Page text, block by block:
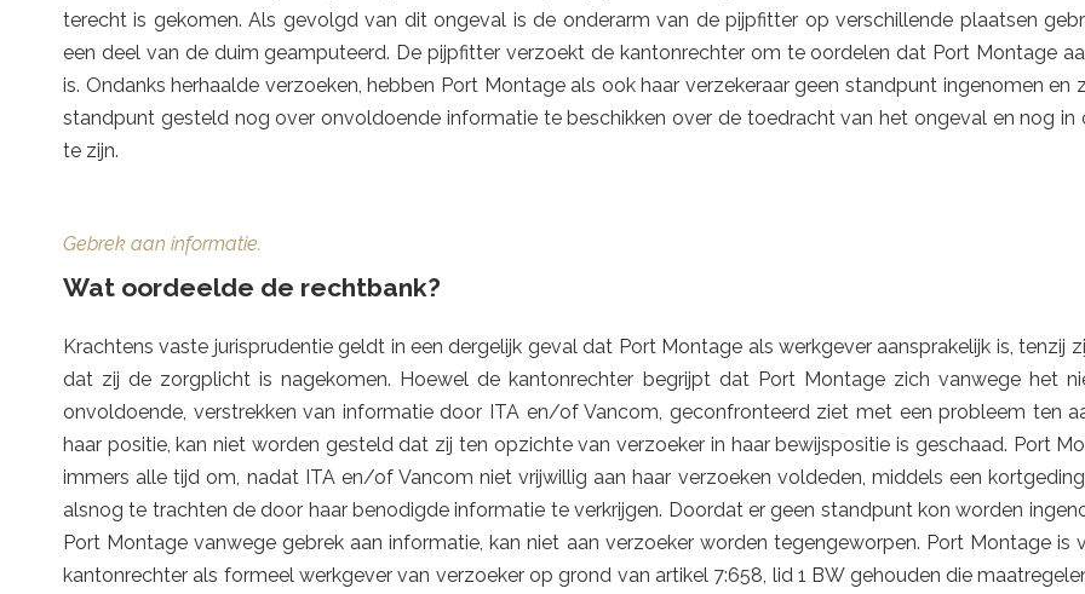
terecht is gekomen. Als gevolgd van dit ongeval is de onderarm van de pijpfitter op verschillende plaatsen
een deel van de duim geamputeerd. De pijpfitter verzoekt de kantonrechter om te oordelen dat Port Montage
is. Ondanks herhaalde verzoeken, hebben Port Montage als ook haar verzekeraar geen standpunt ingenomen en
standpunt gesteld nog over onvoldoende informatie te beschikken over de toedracht van het ongeval en nog in
te zijn.
Gebrek aan informatie.
Wat oordeelde de rechtbank?
Krachtens vaste jurisprudentie geldt in een dergelijk geval dat Port Montage als werkgever aansprakelijk is, tenzij
dat zij de zorgplicht is nagekomen. Hoewel de kantonrechter begrijpt dat Port Montage zich vanwege het
onvoldoende, verstrekken van informatie door ITA en/of Vancom, geconfronteerd ziet met een probleem ten
haar positie, kan niet worden gesteld dat zij ten opzichte van verzoeker in haar bewijspositie is geschaad. Port
immers alle tijd om, nadat ITA en/of Vancom niet vrijwillig aan haar verzoeken voldeden, middels een
alsnog te trachten de door haar benodigde informatie te verkrijgen. Doordat er geen standpunt kon worden
Port Montage vanwege gebrek aan informatie, kan niet aan verzoeker worden tegengeworpen. Port Montage is
kantonrechter als formeel werkgever van verzoeker op grond van artikel 7:658, lid 1 BW gehouden die